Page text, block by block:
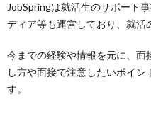
JobSpringは就活生のサポート
ディア等も運営しており、就活
今までの経験や情報を元に、
し方や面接で注意したいポイ
す。